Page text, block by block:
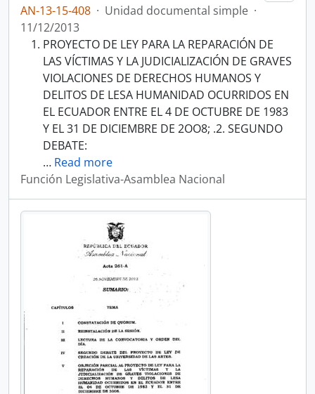
AN-13-15-408 · Unidad documental simple ·
11/12/2013
PROYECTO DE LEY PARA LA REPARACIÓN DE
LAS VÍCTIMAS Y LA JUDICIALIZACIÓN DE GRAVES
VIOLACIONES DE DERECHOS HUMANOS Y
DELITOS DE LESA HUMANIDAD OCURRIDOS EN
EL ECUADOR ENTRE EL 4 DE OCTUBRE DE 1983
Y EL 31 DE DICIEMBRE DE 2OO8; .2. SEGUNDO
DEBATE:
… Read more
Función Legislativa-Asamblea Nacional